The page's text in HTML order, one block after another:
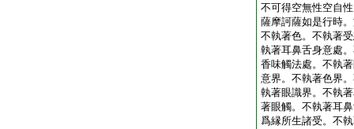
不可得空無性空自
薩摩訶薩如是行時
不執著色。不執著
執著耳鼻舌身意處
香味觸法處。不執
意界。不執著色界
執著眼識界。不執
著眼觸。不執著耳
爲縁所生諸受。不